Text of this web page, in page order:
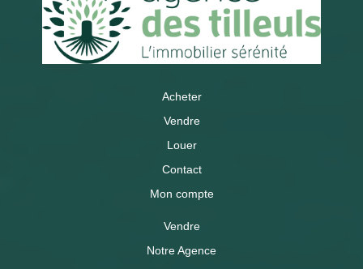
Acheter
Vendre
Louer
Contact
Mon compte
Vendre
Notre Agence